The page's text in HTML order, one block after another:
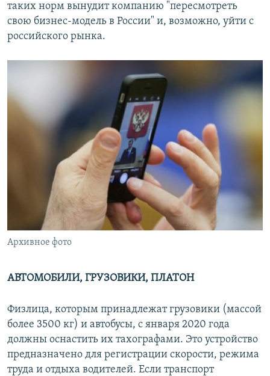
таких норм вынудит компанию "пересмотреть
свою бизнес-модель в России" и, возможно, уйти с
российского рынка.
Архивное фото
АВТОМОБИЛИ, ГРУЗОВИКИ, ПЛАТОН
Физлица, которым принадлежат грузовики (массой
более 3500 кг) и автобусы, с января 2020 года
должны оснастить их тахографами. Это устройство
предназначено для регистрации скорости, режима
труда и отдыха водителей. Если транспорт